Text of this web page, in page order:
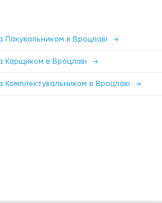
Пакувальником в Вроцлаві →
Карщиком в Вроцлаві →
Комплектувальником в Вроцлаві →